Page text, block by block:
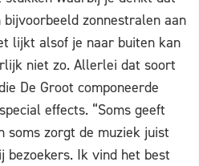
zonnestralen aan
lijkt alsof je naar buiten kan
niet zo. Allerlei dat soort
De Groot componeerde
effects. “Soms geeft
soms zorgt de muziek juist
bezoekers. Ik vind het best